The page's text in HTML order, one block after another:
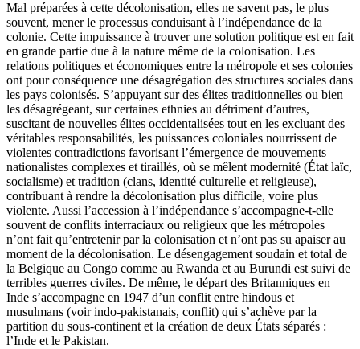
Mal préparées à cette décolonisation, elles ne savent pas, le plus
souvent, mener le processus conduisant à l’indépendance de la
colonie. Cette impuissance à trouver une solution politique est en fait
en grande partie due à la nature même de la colonisation. Les
relations politiques et économiques entre la métropole et ses colonies
ont pour conséquence une désagrégation des structures sociales dans
les pays colonisés. S’appuyant sur des élites traditionnelles ou bien
les désagrégeant, sur certaines ethnies au détriment d’autres,
suscitant de nouvelles élites occidentalisées tout en les excluant des
véritables responsabilités, les puissances coloniales nourrissent de
violentes contradictions favorisant l’émergence de mouvements
nationalistes complexes et tiraillés, où se mêlent modernité (État laïc,
socialisme) et tradition (clans, identité culturelle et religieuse),
contribuant à rendre la décolonisation plus difficile, voire plus
violente. Aussi l’accession à l’indépendance s’accompagne-t-elle
souvent de conflits interraciaux ou religieux que les métropoles
n’ont fait qu’entretenir par la colonisation et n’ont pas su apaiser au
moment de la décolonisation. Le désengagement soudain et total de
la Belgique au Congo comme au Rwanda et au Burundi est suivi de
terribles guerres civiles. De même, le départ des Britanniques en
Inde s’accompagne en 1947 d’un conflit entre hindous et
musulmans (voir indo-pakistanais, conflit) qui s’achève par la
partition du sous-continent et la création de deux États séparés :
l’Inde et le Pakistan.